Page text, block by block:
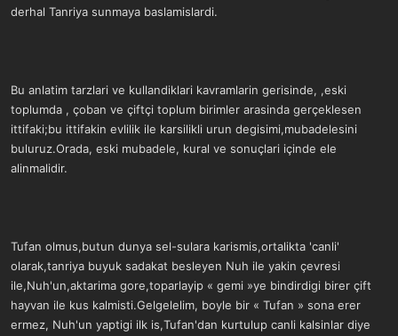
derhal Tanriya sunmaya baslamislardi.
Bu anlatim tarzlari ve kullandiklari kavramlarin gerisinde, ,eski
toplumda , çoban ve çiftçi toplum birimler arasinda gerçeklesen
ittifaki;bu ittifakin evlilik ile karsilikli urun degisimi,mubadelesini
buluruz.Orada, eski mubadele, kural ve sonuçlari içinde ele
alinmalidir.
Tufan olmus,butun dunya sel-sulara karismis,ortalikta 'canli'
olarak,tanriya buyuk sadakat besleyen Nuh ile yakin çevresi
ile,Nuh'un,aktarima gore,toparlayip « gemi »ye bindirdigi birer çift
hayvan ile kus kalmisti.Gelgelelim, boyle bir « Tufan » sona erer
ermez, Nuh'un yaptigi ilk is,Tufan'dan kurtulup canli kalsinlar diye